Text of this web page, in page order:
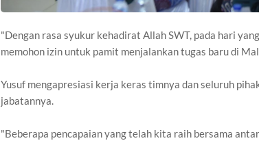
"Dengan rasa syukur kehadirat Allah SWT, pada hari
memohon izin untuk pamit menjalankan tugas baru di
Yusuf mengapresiasi kerja keras timnya dan seluruh
jabatannya.
"Beberapa pencapaian yang telah kita raih bersama